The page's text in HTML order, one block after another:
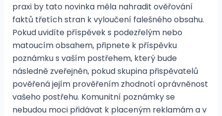
praxi by tato novinka měla nahradit ověřování
faktů třetích stran k vyloučení falešného obsahu.
Pokud uvidíte příspěvek s podezřelým nebo
matoucím obsahem, připnete k příspěvku
poznámku s vaším postřehem, který bude
následně zveřejněn, pokud skupina přispěvatelů
pověřená jejím prověřením zhodnotí oprávněnost
vašeho postřehu. Komunitní poznámky se
nebudou moci přidávat k placeným reklamám a v